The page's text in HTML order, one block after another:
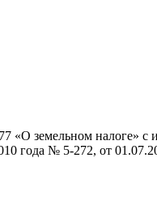
«О земельном налоге»
года № 5-272, от